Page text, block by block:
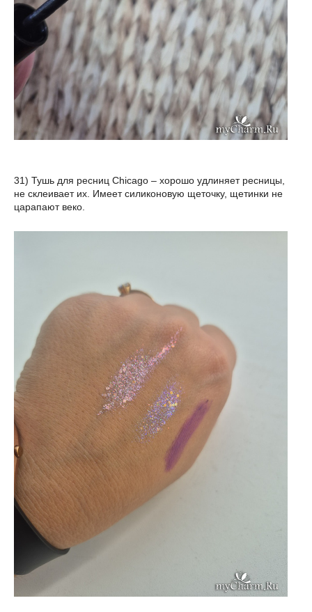
31) Тушь для ресниц Chicago – хорошо удлиняет ресницы,
не склеивает их. Имеет силиконовую щеточку, щетинки не
царапают веко.